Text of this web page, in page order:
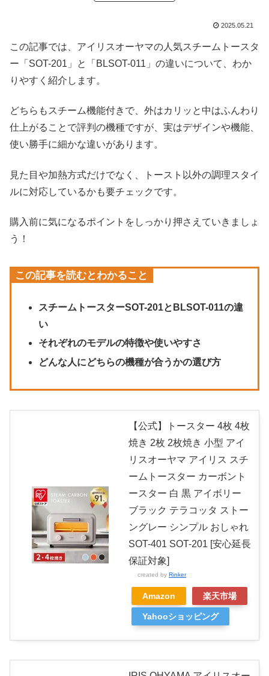
2025.05.21
この記事では、アイリスオーヤマの人気スチームトースタ
ー「SOT-201」と「BLSOT-011」の違いについて、わか
りやすく紹介します。
どちらもスチーム機能付きで、外はカリッと中はふんわり
仕上がることで評判の機種ですが、実はデザインや機能、
使い勝手に細かな違いがあります。
見た目や加熱方式だけでなく、トースト以外の調理スタイ
ルに対応しているかも要チェックです。
購入前に気になるポイントをしっかり押さえていきましょ
う！
この記事を読むとわかること
スチームトースターSOT-201とBLSOT-011の違
い
それぞれのモデルの特徴や使いやすさ
どんな人にどちらの機種が合うかの選び方
【公式】トースター 4枚 4枚
焼き 2枚 2枚焼き 小型 アイ
リスオーヤマ アイリス スチ
ームトースター カーボント
ースター 白 黒 アイボリー
ブラック テラコッタ ストー
ングレー シンプル おしゃれ
SOT-401 SOT-201 [安心延長
保証対象]
created by Rinker
Amazon 楽天市場
Yahooショッピング